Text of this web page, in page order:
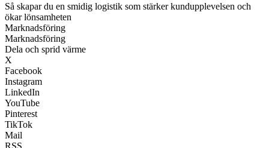
Så skapar du en smidig logistik som stärker kundupplevelsen och
ökar lönsamheten
Marknadsföring
Marknadsföring
Dela och sprid värme
X
Facebook
Instagram
LinkedIn
YouTube
Pinterest
TikTok
Mail
RSS